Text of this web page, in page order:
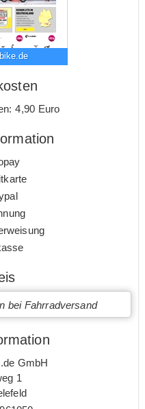
4,90 Euro
bei Fahrradversand
GmbH
1